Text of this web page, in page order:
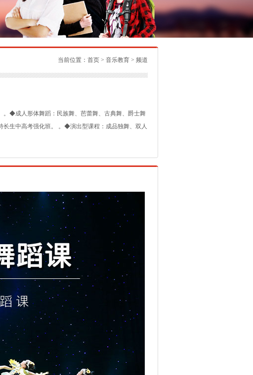
当前位置： 首页 > 音乐教育 > 频道
◆成人形体舞蹈：民族舞、芭蕾舞、古典舞、爵士舞
生中高考强化班。 。◆演出型课程：成品独舞、双人